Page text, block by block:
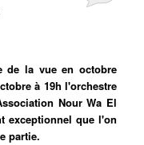
de la vue en octobre
à 19h l'orchestre
Nour Wa El
exceptionnel que l'on
partie.